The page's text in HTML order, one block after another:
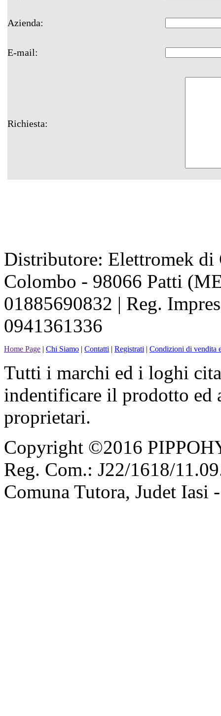
Azienda:
E-mail:
Richiesta:
Distributore: Elettromek di
Colombo - 98066 Patti
01885690832 | Reg.
0941361336
Home Page | Chi Siamo | Contatti | Registrati | Condizioni di vendita
Tutti i marchi ed i loghi
indentificare il prodotto ed
proprietari.
Copyright ©2016
Reg. Com.: J22/1618/
Comuna Tutora, Judet Iasi